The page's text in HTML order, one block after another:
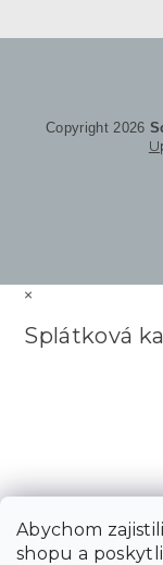
Abychom
shopu a
Copyright 2026
×
Splátková